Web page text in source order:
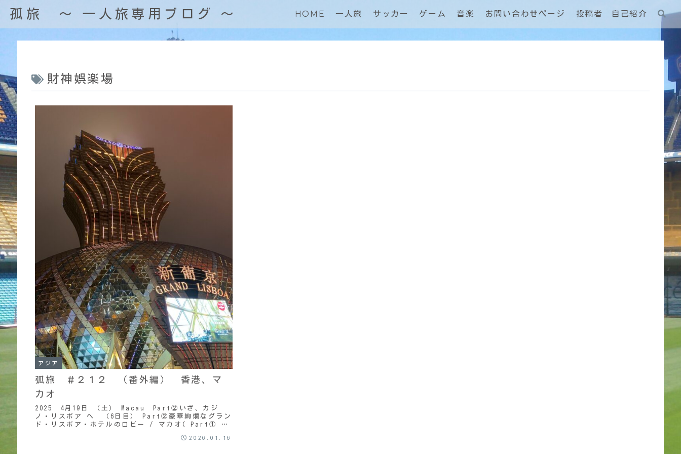
孤旅 〜 一人旅専用ブログ ～ HOME 一人旅 サッカー ゲーム 音楽 お問い合わせページ 投稿者 自己紹介
財神娯楽場
アジア
弧旅 ＃２１２ （番外編） 香港、マ
カオ
2025 4月19日 （土） Macau Part②いざ、カジ
ノ・リスボア へ （6日目） Part②豪華絢爛なグラン
ド・リスボア・ホテルのロビー / マカオ( Part① か
2026.01.16